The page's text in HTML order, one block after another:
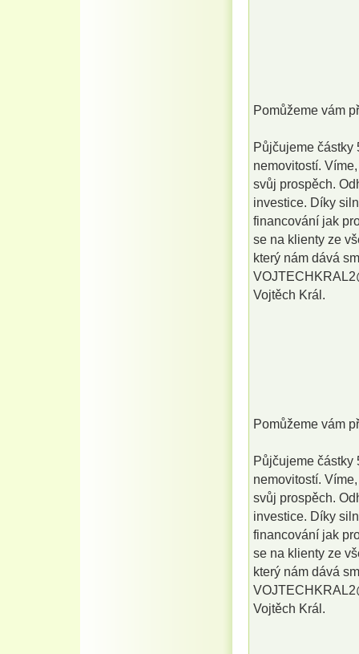
Pomůžeme vám
Půjčujeme částky
nemovitostí.
svůj prospěch.
investice. Díky
financování jak
se na klienty ze
který nám dává
Vojtěch Král.
Pomůžeme vám
Půjčujeme částky
nemovitostí.
svůj prospěch.
investice. Díky
financování jak
se na klienty ze
který nám dává
Vojtěch Král.